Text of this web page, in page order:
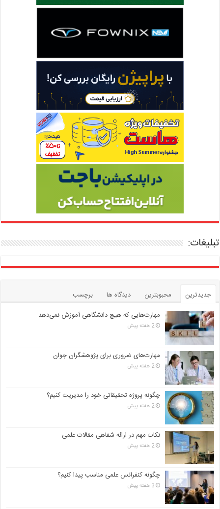
تبلیغات:
جدیدترین محبوبترین دیدگاه ها
برچسب
مهارت‌هایی که هیچ دانشگاهی آموزش نمی‌دهد
2 هفته پیش
مهارت‌های ضروری برای پژوهشگران جوان
2 هفته پیش
چگونه پروژه تحقیقاتی خود را مدیریت کنیم؟
2 هفته پیش
نکات مهم در ارائه شفاهی مقالات علمی
2 هفته پیش
چگونه کنفرانس علمی مناسب پیدا کنیم؟
3 هفته پیش